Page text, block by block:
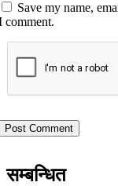
Save my name,
comment.
सम्बन्धित